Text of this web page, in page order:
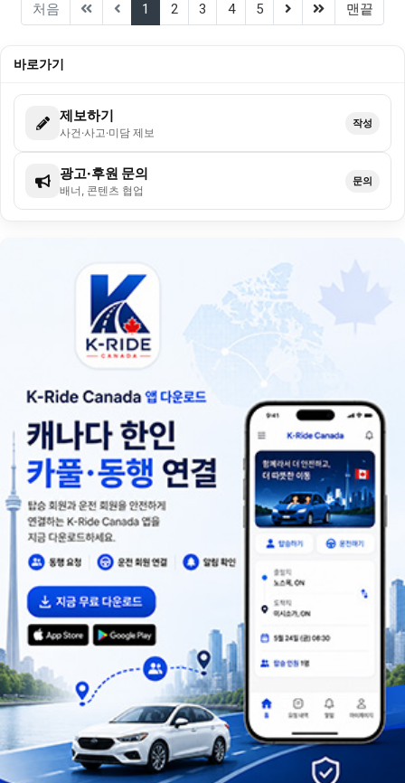
처음 1 (current)
2 3 4 5 (next)(last)맨끝
바로가기
제보하기
사건·사고·미담 제보
작성
광고·후원 문의
배너, 콘텐츠 협업
문의